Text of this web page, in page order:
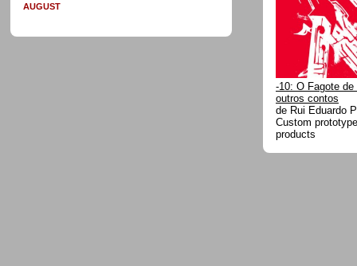
AUGUST
-10: O Fagote de
outros contos
de Rui Eduardo
Custom
products